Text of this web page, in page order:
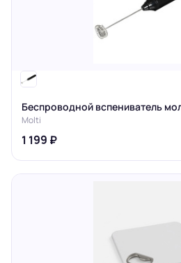
Беспроводной вспениватель
Molti
1 199 ₽